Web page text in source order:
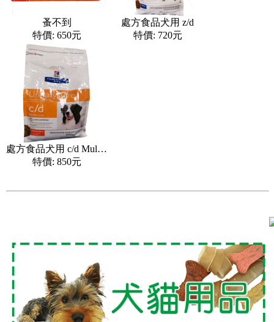
蚤不到
特價: 650元
處方食品犬用 z/d
特價: 720元
處方食品犬用 c/d Multicare
特價: 850元